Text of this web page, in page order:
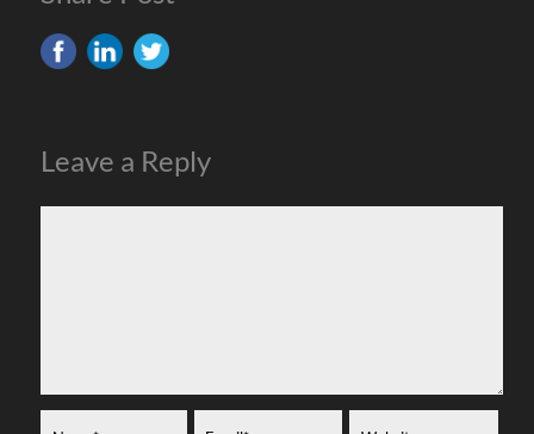
Leave a Reply